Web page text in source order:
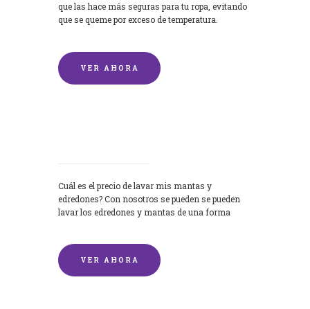
que las hace más seguras para tu ropa, evitando
que se queme por exceso de temperatura.
VER AHORA
Cuál es el precio de lavar mis mantas y
edredones? Con nosotros se pueden se pueden
lavar los edredones y mantas de una forma
VER AHORA